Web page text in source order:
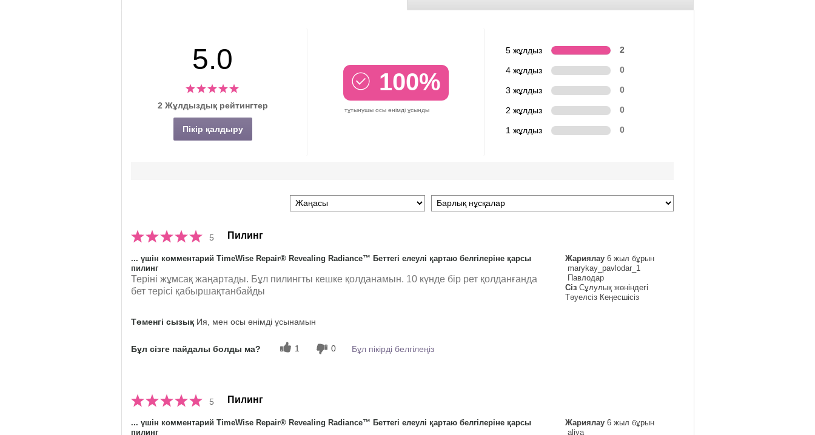
5.0
2 Жұлдыздық рейтингтер
Пікір қалдыру
100%
тұтынушы осы өнімді ұсынды
5 жұлдыз 2
4 жұлдыз 0
3 жұлдыз 0
2 жұлдыз 0
1 жұлдыз 0
5 Пилинг
Жариялау 6 жыл бұрын
marykay_pavlodar_1
Павлодар
Сіз Сұлулық жөніндегі
Тәуелсіз Кеңесшісіз
... үшін комментарий TimeWise Repair® Revealing Radiance™ Беттегі елеулі қартаю белгілеріне қарсы
пилинг
Теріні жұмсақ жаңартады. Бұл пилингты кешке қолданамын. 10 күнде бір рет қолданғанда
бет терісі қабыршақтанбайды
Төменгі сызықИя, мен осы өнімді ұсынамын
Бұл сізге пайдалы болды ма? 1 0 Бұл пікірді белгілеңіз
5 Пилинг
Жариялау 6 жыл бұрын
aliya
... үшін комментарий TimeWise Repair® Revealing Radiance™ Беттегі елеулі қартаю белгілеріне қарсы
пилинг